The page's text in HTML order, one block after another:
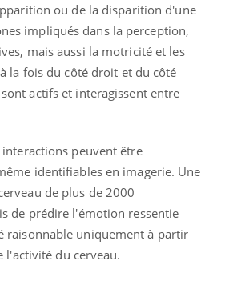
ou de la disparition d'une
impliqués dans la perception,
mais aussi la motricité et les
la fois du côté droit et du côté
actifs et interagissent entre
peuvent être
identifiables en imagerie. Une
de plus de 2000
de prédire l'émotion ressentie
raisonnable uniquement à partir
du cerveau.